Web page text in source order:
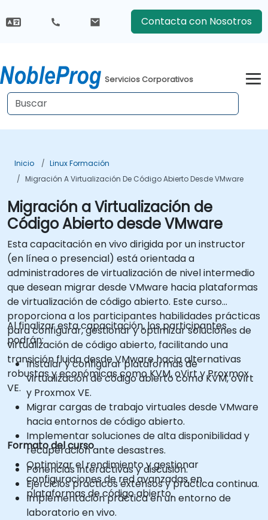
Contacta con Nosotros
Servicios Corporativos
Inicio
Linux Formación
Migración A Virtualización De Código Abierto Desde VMware
Migración a Virtualización de
Código Abierto desde VMware
Esta capacitación en vivo dirigida por un instructor
(en línea o presencial) está orientada a
administradores de virtualización de nivel intermedio
que desean migrar desde VMware hacia plataformas
de virtualización de código abierto. Este curso
proporciona a los participantes habilidades prácticas
para configurar, gestionar y optimizar soluciones de
virtualización de código abierto, facilitando una
transición fluida desde VMware hacia alternativas
robustas y económicas como KVM, oVirt y Proxmox
VE.
Al finalizar esta capacitación, los participantes
podrán:
Instalar y configurar plataformas de
virtualización de código abierto como KVM, oVirt
y Proxmox VE.
Migrar cargas de trabajo virtuales desde VMware
hacia entornos de código abierto.
Implementar soluciones de alta disponibilidad y
recuperación ante desastres.
Optimizar el rendimiento y gestionar
configuraciones de red avanzadas en
plataformas de código abierto.
Formato del curso
Ponencias interactivas y discusión.
Ejercicios prácticos extensos y práctica continua.
Implementación práctica en un entorno de
laboratorio en vivo.